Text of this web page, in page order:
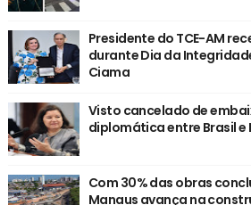
Presidente do TCE-AM
durante Dia da
Ciama
Visto cancelado de
diplomática entre Brasil e
Com 30% das obras
Manaus avança na